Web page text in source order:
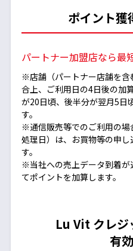
ポイント獲
パートナー加盟店なら最
※店舗（パートナー店舗を含
合上、ご利用日の4日後の加
が20日頃、後半分が翌月5日
す。
※通信販売等でのご利用の場
処理日）は、お買物等の申
す。
※当社への売上データ到着
てポイントを加算します。
Lu Vit クレジ
有